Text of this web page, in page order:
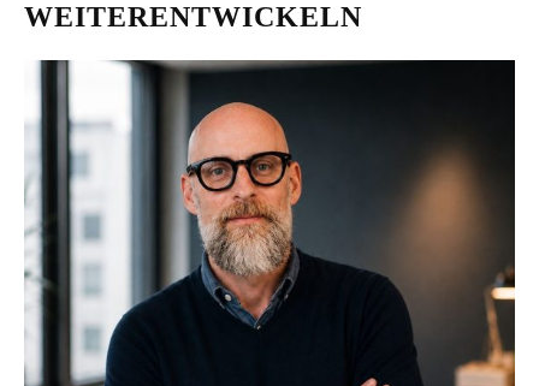
WEITERENTWICKELN